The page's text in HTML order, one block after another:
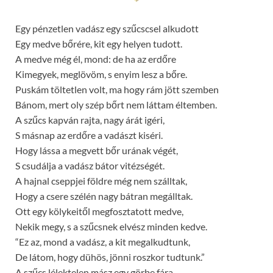
Egy pénzetlen vadász egy szűcscsel alkudott
Egy medve bőrére, kit egy helyen tudott.
A medve még él, mond: de ha az erdőre
Kimegyek, meglövöm, s enyim lesz a bőre.
Puskám töltetlen volt, ma hogy rám jött szemben
Bánom, mert oly szép bőrt nem láttam éltemben.
A szűcs kapván rajta, nagy árát igéri,
S másnap az erdőre a vadászt kiséri.
Hogy lássa a megvett bőr urának végét,
S csudálja a vadász bátor vitézségét.
A hajnal cseppjei földre még nem szálltak,
Hogy a csere szélén nagy bátran megálltak.
Ott egy kölykeitől megfosztatott medve,
Nekik megy, s a szűcsnek elvész minden kedve.
“Ez az, mond a vadász, a kit megalkudtunk,
De látom, hogy dühös, jönni roszkor tudtunk.”